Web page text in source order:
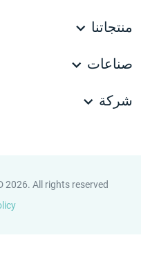
منتجاتنا
صناعات
شركة
2026. All rights reserved